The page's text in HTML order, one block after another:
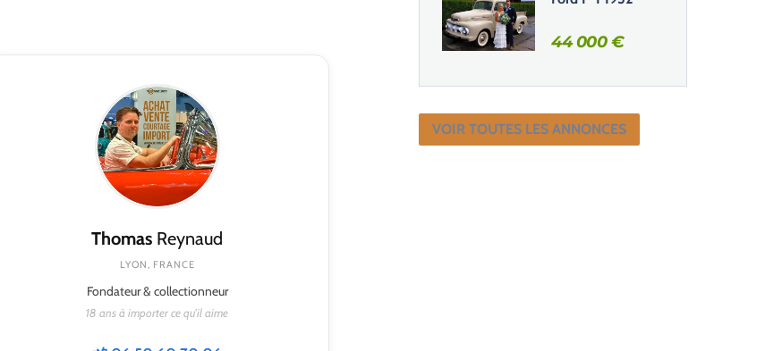
Thomas Reynaud
LYON, FRANCE
Fondateur & collectionneur
18 ans à importer ce qu'il aime
44 000€
VOIR TOUTES LES ANNONCES